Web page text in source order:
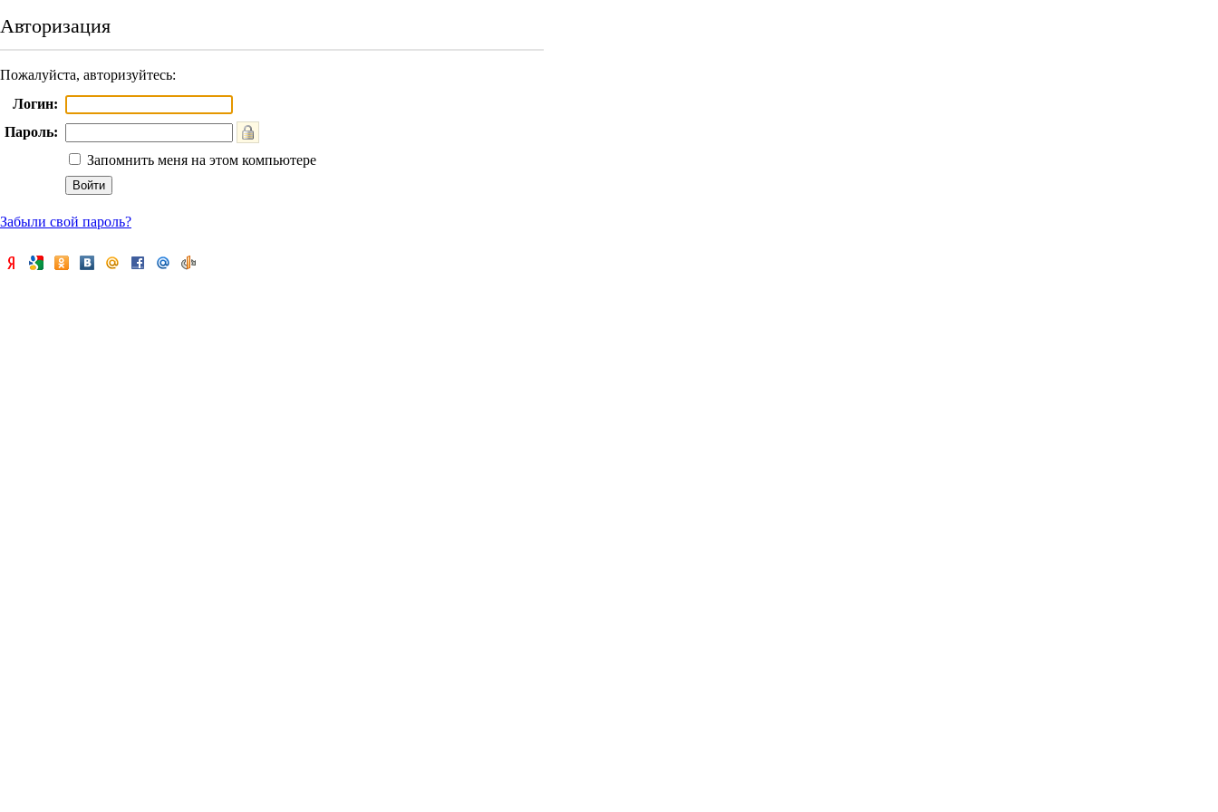
Авторизация
Пожалуйста, авторизуйтесь:
Логин:
Пароль:
Запомнить меня на этом компьютере
Забыли свой пароль?